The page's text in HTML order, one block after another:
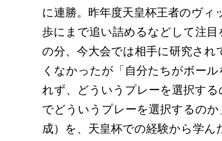
に連勝。昨年度天皇杯王者のヴィ
歩にまで追い詰めるなどして注
の分、今大会では相手に研究され
くなかったが「自分たちがボー
れず、どういうプレーを選択す
でどういうプレーを選択するのか
成）を、天皇杯での経験から学ん